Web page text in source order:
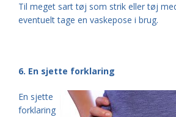
Til meget sart tøj som strik eller tøj
eventuelt tage en vaskepose i brug.
6. En sjette forklaring
En sjette
forklaring